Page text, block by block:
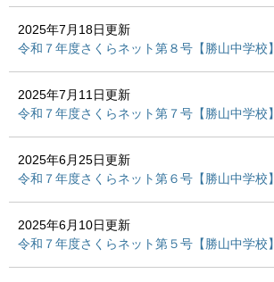
2025年7月18日更新
令和７年度さくらネット第８号【勝山中学校】
2025年7月11日更新
令和７年度さくらネット第７号【勝山中学校】
2025年6月25日更新
令和７年度さくらネット第６号【勝山中学校】
2025年6月10日更新
令和７年度さくらネット第５号【勝山中学校】